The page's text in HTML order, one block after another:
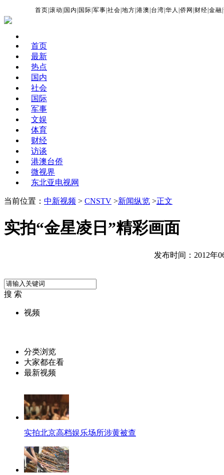
首页 |滚动 国内 国际 |军事 |社会 |地方 |港澳 台湾 |华人 |侨网 财经 |金融 |
首页
最新
热点
国内
社会
国际
军事
文娱
体育
财经
访谈
港澳台侨
微视界
东北亚电视网
当前位置： 中新视频 > CNSTV >新闻纵览 >正文
实拍“金星凌日”精彩画面
发布时间：2012年
搜 索
视频
分类浏览
大家都在看
最新视频
实拍北京高档娱乐场所涉黄被查